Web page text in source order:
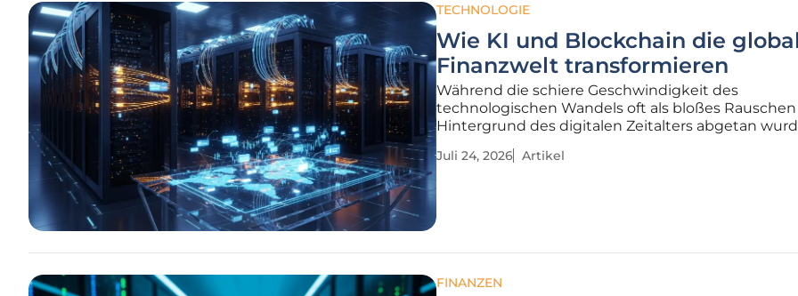
TECHNOLOGIE
Wie KI und Blockchain die
Finanzwelt transformieren
Während die schiere Geschwindigkeit des
technologischen Wandels oft als bloßes
Hintergrund des digitalen Zeitalters abgetan
Fundament unseres globalen Geldsystems
Juli 24, 2026 Artikel
FINANZEN